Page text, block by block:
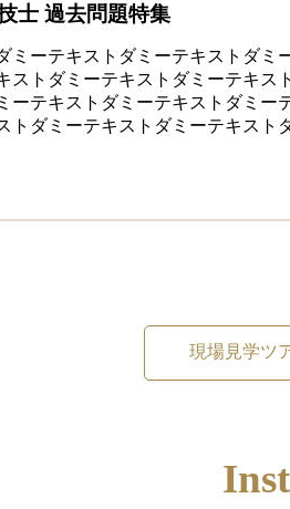
士 過去問題特集
ミーテキストダミーテキストダミ
ストダミーテキストダミーテキス
ーテキストダミーテキストダミー
トダミーテキストダミーテキスト
現場見学ツ